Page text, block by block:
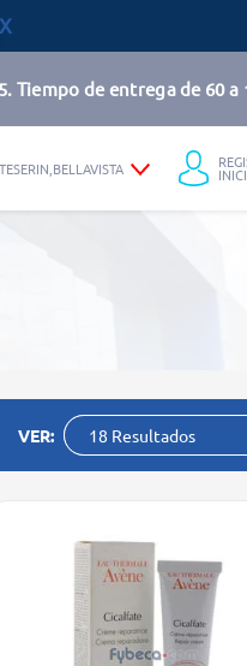
Tiempo de entrega de 60 a
VER: 18 Resultados